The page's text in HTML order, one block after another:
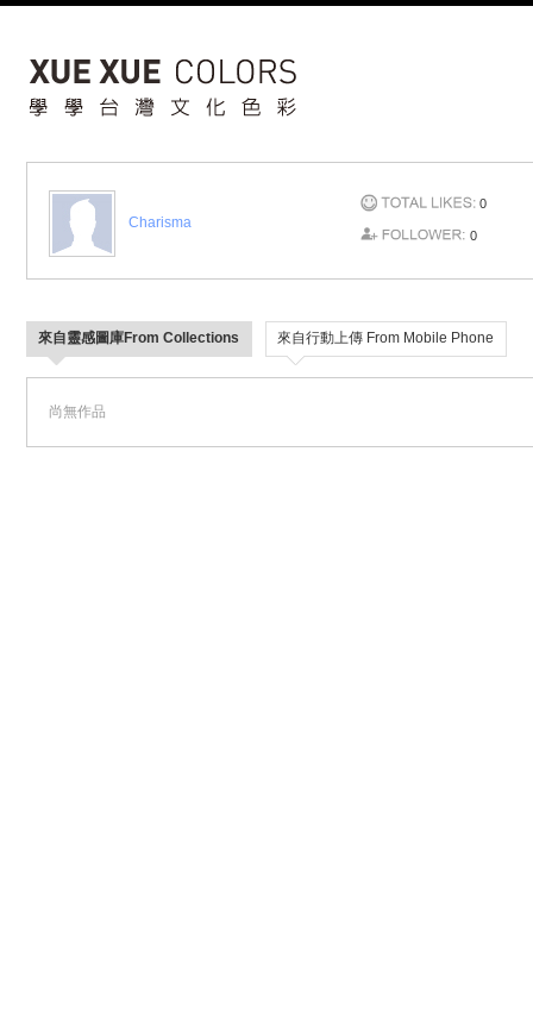
Charisma
0
0
來自靈感圖庫From Collections 來自行動上傳 From Mobile Phone
尚無作品